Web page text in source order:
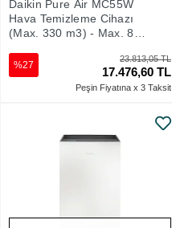
Daikin Pure Air MC55W
Hava Temizleme Cihazı
(Max. 330 m3) - Max. 82
23.813,05 TL
17.476,60 TL
%27
Peşin Fiyatına x 3 Taksit